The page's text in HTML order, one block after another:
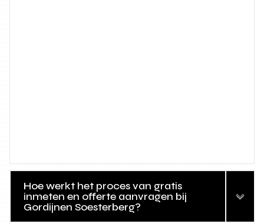
Hoe werkt het proces van gratis
inmeten en offerte aanvragen bij
Gordijnen Soesterberg?